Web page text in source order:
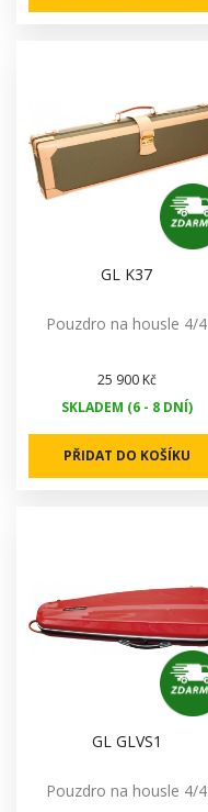
GL K37
Pouzdro na housle 4/4
25 900 Kč
SKLADEM (6 - 8 DNÍ)
PŘIDAT DO KOŠÍKU
GL GLVS1
Pouzdro na housle 4/4